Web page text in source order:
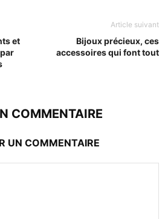
et
Article suivant
Bijoux précieux, ces
accessoires qui font tout
COMMENTAIRE
UN COMMENTAIRE